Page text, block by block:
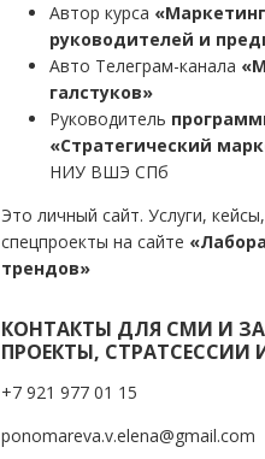
Автор курса
руководителей и
Авто Телеграм-канала
галстуков»
Руководитель
«Стратегический
НИУ ВШЭ СПб
Это личный сайт. Услуги,
спецпроекты на сайте
трендов»
КОНТАКТЫ ДЛЯ СМИ И
ПРОЕКТЫ, СТРАТСЕССИИ
+7 921 977 01 15
ponomareva.v.elena@gmail.com